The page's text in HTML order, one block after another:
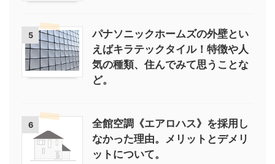
5
パナソニックホームズの外壁とい
えばキラテックタイル！特徴や人
気の種類、住んでみて思うことな
ど。
6
全館空調《エアロハス》を採用し
なかった理由。メリットとデメリ
ットについて。